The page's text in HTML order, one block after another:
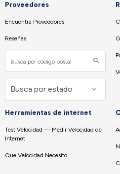
Proveedores
Encuentra Proveedores
Reseñas
Herramientas de internet
Test Velocidad — Medir Velocidad de
Internet
Que Velocidad Necesito